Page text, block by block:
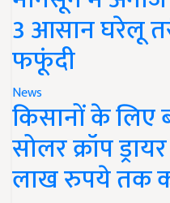
3 आसान घरेलू
फफूंदी
News
किसानों के लिए
सोलर क्रॉप
लाख रुपये तक